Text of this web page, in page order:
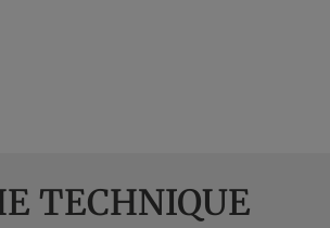
TECHNIQUE